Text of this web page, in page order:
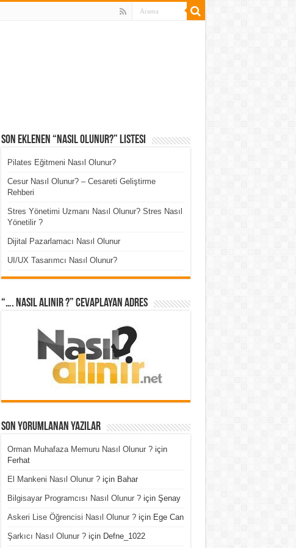
Son Eklenen “Nasıl Olunur?” Listesi
Pilates Eğitmeni Nasıl Olunur?
Cesur Nasıl Olunur? – Cesareti Geliştirme
Rehberi
Stres Yönetimi Uzmanı Nasıl Olunur? Stres Nasıl
Yönetilir ?
Dijital Pazarlamacı Nasıl Olunur
UI/UX Tasarımcı Nasıl Olunur?
“…. Nasıl Alınır ?” cevaplayan adres
Son Yorumlanan Yazılar
Orman Muhafaza Memuru Nasıl Olunur ?için
Ferhat
El Mankeni Nasıl Olunur ?için Bahar
Bilgisayar Programcısı Nasıl Olunur ?için Şenay
Askeri Lise Öğrencisi Nasıl Olunur ?için Ege Can
Şarkıcı Nasıl Olunur ?için Defne_1022